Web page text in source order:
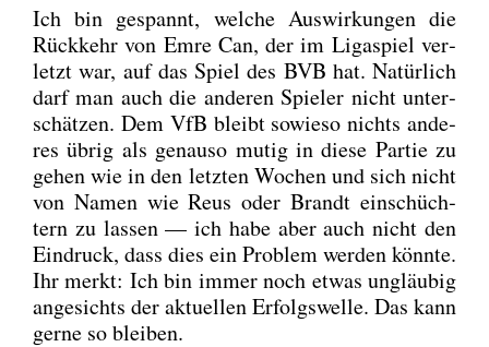
Ich bin gespannt, wel­che Aus­wir­kun­gen die
Rück­kehr von Emre Can, der im Liga­spiel ver­
letzt war, auf das Spiel des BVB hat. Natür­lich
darf man auch die ande­ren Spie­ler nicht unter­
schät­zen. Dem VfB bleibt sowie­so nichts ande­
res übrig als genau­so mutig in die­se Par­tie zu
gehen wie in den letz­ten Wochen und sich nicht
von Namen wie Reus oder Brandt ein­schüch­
tern zu las­sen — ich habe aber auch nicht den
Ein­druck, dass dies ein Pro­blem wer­den könn­te.
Ihr merkt: Ich bin immer noch etwas ungläu­big
ange­sichts der aktu­el­len Erfolgs­wel­le. Das kann
ger­ne so blei­ben.